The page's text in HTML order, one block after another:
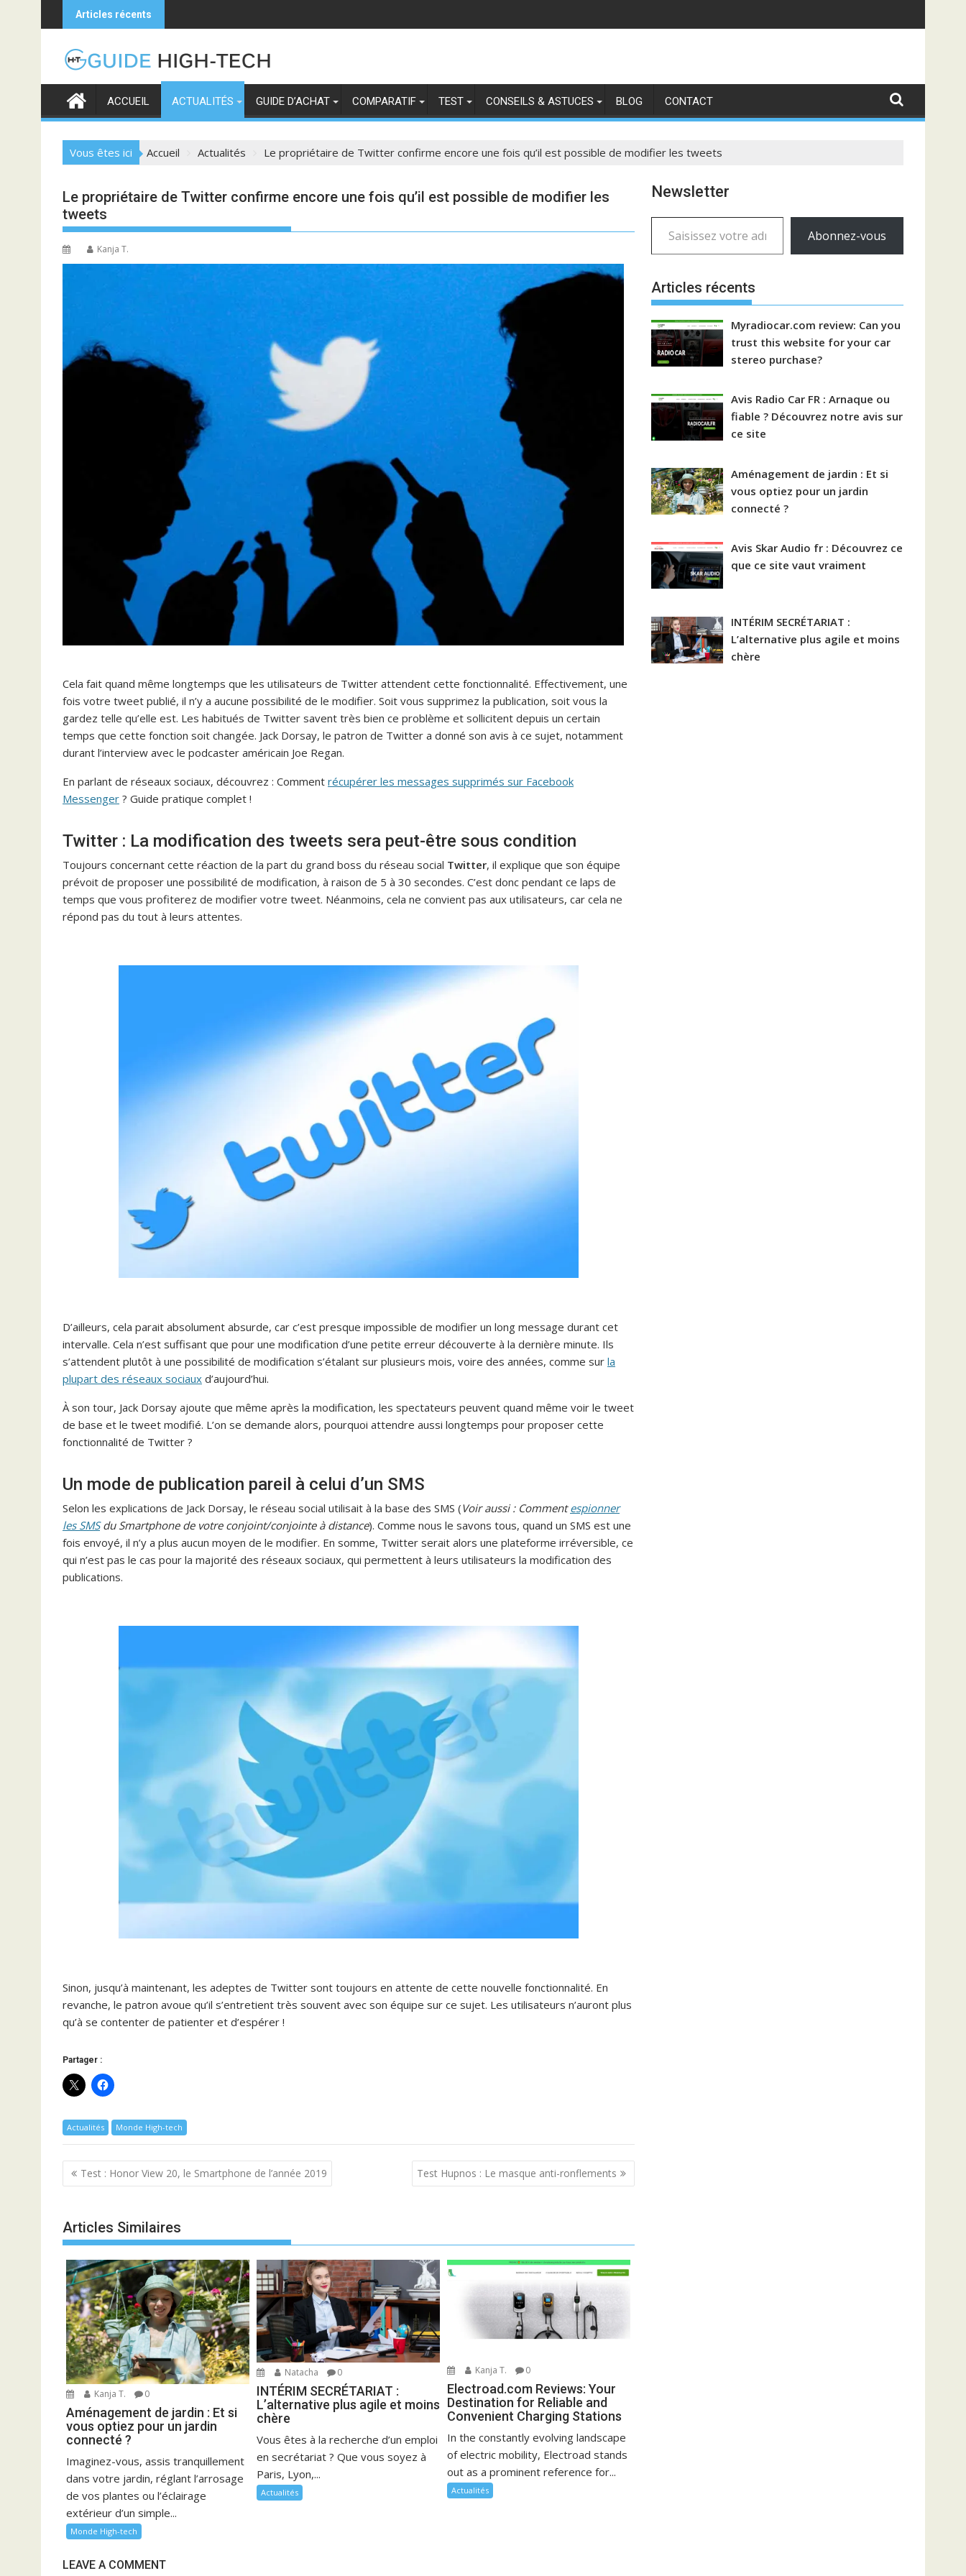
to
Articles récents
ACCUEIL ACTUALITÉS GUIDE D’ACHAT COMPARATIF TEST CONSEILS & ASTUCES BLOG CONTACT
Vous êtes ici Accueil Actualités Le propriétaire de Twitter confirme encore une fois qu’il est possible de modifier les tweets
Le propriétaire de Twitter confirme encore une fois qu’il est possible de modifier les
tweets
Kanja T.
Cela fait quand même longtemps que les utilisateurs de Twitter attendent cette fonctionnalité. Effectivement, une
fois votre tweet publié, il n’y a aucune possibilité de le modifier. Soit vous supprimez la publication, soit vous la
gardez telle qu’elle est. Les habitués de Twitter savent très bien ce problème et sollicitent depuis un certain
temps que cette fonction soit changée. Jack Dorsay, le patron de Twitter a donné son avis à ce sujet, notamment
durant l’interview avec le podcaster américain Joe Regan.
En parlant de réseaux sociaux, découvrez : Comment récupérer les messages supprimés sur Facebook
Messenger ? Guide pratique complet !
Twitter : La modification des tweets sera peut-être sous condition
Toujours concernant cette réaction de la part du grand boss du réseau social Twitter, il explique que son équipe
prévoit de proposer une possibilité de modification, à raison de 5 à 30 secondes. C’est donc pendant ce laps de
temps que vous profiterez de modifier votre tweet. Néanmoins, cela ne convient pas aux utilisateurs, car cela ne
répond pas du tout à leurs attentes.
D’ailleurs, cela parait absolument absurde, car c’est presque impossible de modifier un long message durant cet
intervalle. Cela n’est suffisant que pour une modification d’une petite erreur découverte à la dernière minute. Ils
s’attendent plutôt à une possibilité de modification s’étalant sur plusieurs mois, voire des années, comme sur la
plupart des réseaux sociaux d’aujourd’hui.
À son tour, Jack Dorsay ajoute que même après la modification, les spectateurs peuvent quand même voir le tweet
de base et le tweet modifié. L’on se demande alors, pourquoi attendre aussi longtemps pour proposer cette
fonctionnalité de Twitter ?
Un mode de publication pareil à celui d’un SMS
Selon les explications de Jack Dorsay, le réseau social utilisait à la base des SMS (Voir aussi : Commentespionner
les SMSdu Smartphone de votre conjoint/conjointe à distance). Comme nous le savons tous, quand un SMS est une
fois envoyé, il n’y a plus aucun moyen de le modifier. En somme, Twitter serait alors une plateforme irréversible, ce
qui n’est pas le cas pour la majorité des réseaux sociaux, qui permettent à leurs utilisateurs la modification des
publications.
Sinon, jusqu’à maintenant, les adeptes de Twitter sont toujours en attente de cette nouvelle fonctionnalité. En
revanche, le patron avoue qu’il s’entretient très souvent avec son équipe sur ce sujet. Les utilisateurs n’auront plus
qu’à se contenter de patienter et d’espérer !
Partager :
Actualités Monde High-tech
Navigation
de
Test : Honor View 20, le Smartphone de l’année 2019 Test Hupnos : Le masque anti-ronflements
Articles Similaires
Kanja T. 0
Aménagement de jardin : Et si
vous optiez pour un jardin
connecté ?
Imaginez-vous, assis tranquillement
dans votre jardin, réglant l’arrosage
de vos plantes ou l’éclairage
extérieur d’un simple...
Monde High-tech
Natacha 0
INTÉRIM SECRÉTARIAT :
L’alternative plus agile et moins
chère
Vous êtes à la recherche d’un emploi
en secrétariat ? Que vous soyez à
Paris, Lyon,...
Actualités
Kanja T. 0
Electroad.com Reviews: Your
Destination for Reliable and
Convenient Charging Stations
In the constantly evolving landscape
of electric mobility, Electroad stands
out as a prominent reference for...
Actualités
LEAVE A COMMENT
Newsletter
Saisissez votre adresse e-mail…
Abonnez-vous
Articles récents
Myradiocar.com review: Can you
trust this website for your car
stereo purchase?
Avis Radio Car FR : Arnaque ou
fiable ? Découvrez notre avis sur
ce site
Aménagement de jardin : Et si
vous optiez pour un jardin
connecté ?
Avis Skar Audio fr : Découvrez ce
que ce site vaut vraiment
INTÉRIM SECRÉTARIAT :
L’alternative plus agile et moins
chère